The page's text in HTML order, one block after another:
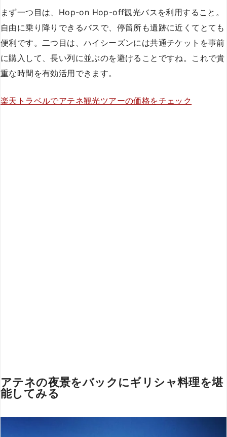
まず一つ目は、Hop-on Hop-off観光バスを利用すること。
自由に乗り降りできるバスで、停留所も遺跡に近くてとても
便利です。二つ目は、ハイシーズンには共通チケットを事前
に購入して、長い列に並ぶのを避けることですね。これで貴
重な時間を有効活用できます。
楽天トラベルでアテネ観光ツアーの価格をチェック
アテネの夜景をバックにギリシャ料理を堪
能してみる